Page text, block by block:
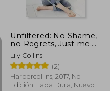
Unfiltered: No Shame,
no Regrets, Just me.
(en Inglés)
Lily Collins
(2)
Harpercollins, 2017, No
Edición, Tapa Dura, Nuevo